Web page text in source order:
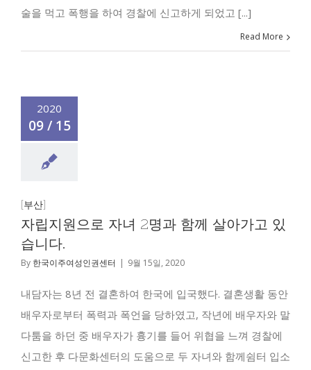
술을 먹고 폭행을 하여 경찰에 신고하게 되었고 [...]
Read More
2020
09 / 15
[부산]
자립지원으로 자녀 2명과 함께 살아가고 있
습니다.
By 한국이주여성인권센터 | 9월 15일, 2020
내담자는 8년 전 결혼하여 한국에 입국했다. 결혼생활 동안
배우자로부터 폭력과 폭언을 당하였고, 작년에 배우자와 말
다툼을 하던 중 배우자가 흉기를 들어 위협을 느껴 경찰에
신고한 후 다문화센터의 도움으로 두 자녀와 함께쉼터 입소